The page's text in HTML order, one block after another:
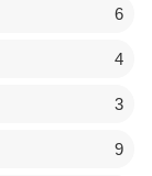
6
4
3
9